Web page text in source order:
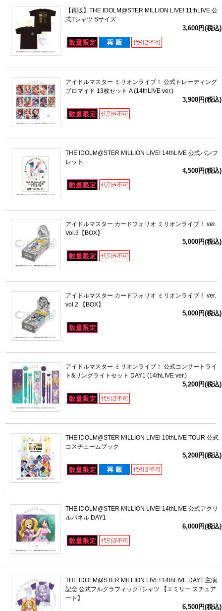
【再販】THE IDOLM@STER MILLION LIVE! 11thLIVE 公
式Tシャツ Sサイズ
3,600円(税込)
アイドルマスター ミリオンライブ！ 公式トレーディング
ブロマイド 13枚セット A (14thLIVE ver.)
3,900円(税込)
THE IDOLM@STER MILLION LIVE! 14thLIVE 公式パンフ
レット
4,500円(税込)
アイドルマスター カードフォリオ ミリオンライブ！ ver.
Vol.3【BOX】
5,000円(税込)
アイドルマスター カードフォリオ ミリオンライブ！ ver.
vol.2 【BOX】
5,000円(税込)
アイドルマスター ミリオンライブ！ 公式コンサートライ
ト&リングライトセット DAY1 (14thLIVE ver.)
5,200円(税込)
THE IDOLM@STER MILLION LIVE! 10thLIVE TOUR 公式
コスチュームブック
5,200円(税込)
THE IDOLM@STER MILLION LIVE! 14thLIVE 公式アクリ
ルパネル DAY1
6,000円(税込)
THE IDOLM@STER MILLION LIVE! 14thLIVE DAY1 主演
記念 公式フルグラフィックTシャツ 【エミリー スチュア
ート】
6,500円(税込)